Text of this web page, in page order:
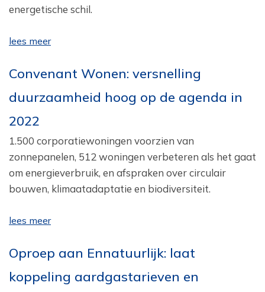
energetische schil.
lees meer
Convenant Wonen: versnelling
duurzaamheid hoog op de agenda in
2022‎
1.500 corporatiewoningen voorzien van
zonnepanelen, 512 woningen verbeteren als het gaat
om energieverbruik, en afspraken over circulair
bouwen, klimaatadaptatie en biodiversiteit.
lees meer
Oproep aan Ennatuurlijk: laat
koppeling aardgastarieven en